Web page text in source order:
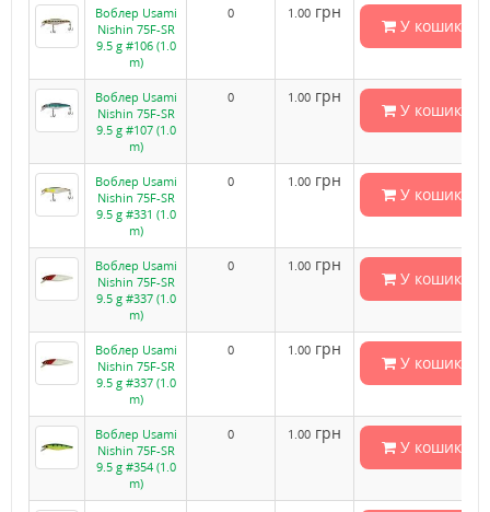
Воблер Usami
Nishin 75F-SR
9.5 g #106 (1.0
m)
0 1.00 грн
У кошик
Воблер Usami
Nishin 75F-SR
9.5 g #107 (1.0
m)
0 1.00 грн
У кошик
Воблер Usami
Nishin 75F-SR
9.5 g #331 (1.0
m)
0 1.00 грн
У кошик
Воблер Usami
Nishin 75F-SR
9.5 g #337 (1.0
m)
0 1.00 грн
У кошик
Воблер Usami
Nishin 75F-SR
9.5 g #337 (1.0
m)
0 1.00 грн
У кошик
Воблер Usami
Nishin 75F-SR
9.5 g #354 (1.0
m)
0 1.00 грн
У кошик